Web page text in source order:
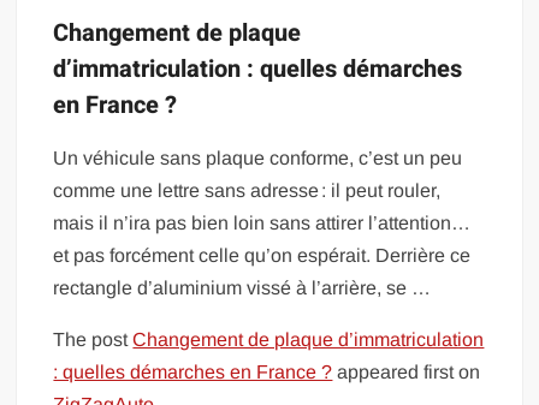
Changement de plaque
d’immatriculation : quelles démarches
en France ?
Un véhicule sans plaque conforme, c’est un peu
comme une lettre sans adresse : il peut rouler,
mais il n’ira pas bien loin sans attirer l’attention…
et pas forcément celle qu’on espérait. Derrière ce
rectangle d’aluminium vissé à l’arrière, se …
The postChangement de plaque d’immatriculation
: quelles démarches en France ? appeared first on